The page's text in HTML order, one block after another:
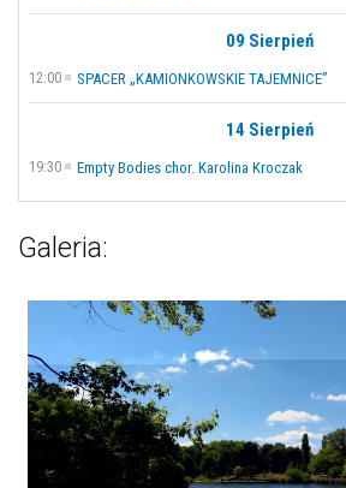
09 Sierpień
12:00 SPACER „KAMIONKOWSKIE TAJEMNICE”
14 Sierpień
19:30 Empty Bodies chor. Karolina Kroczak
Galeria: